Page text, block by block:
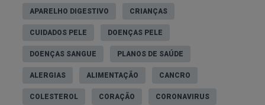
APARELHO DIGESTIVO CRIANÇAS
CUIDADOS PELE DOENÇAS PELE
DOENÇAS SANGUE PLANOS DE SAÚDE
ALERGIAS ALIMENTAÇÃO CANCRO
COLESTEROL CORAÇÃO CORONAVIRUS